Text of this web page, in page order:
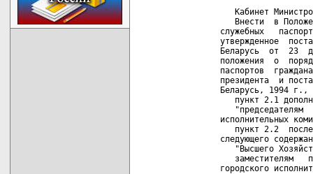
Кабинет
Внести  в
служебных
утвержденное
Беларусь  от  23
положения  о
паспортов
президента  и
Беларусь, 1994 г.,
пункт 2.1
"председателям
исполнительных
пункт 2.2
следующего
"Высшего
заместителям
городского